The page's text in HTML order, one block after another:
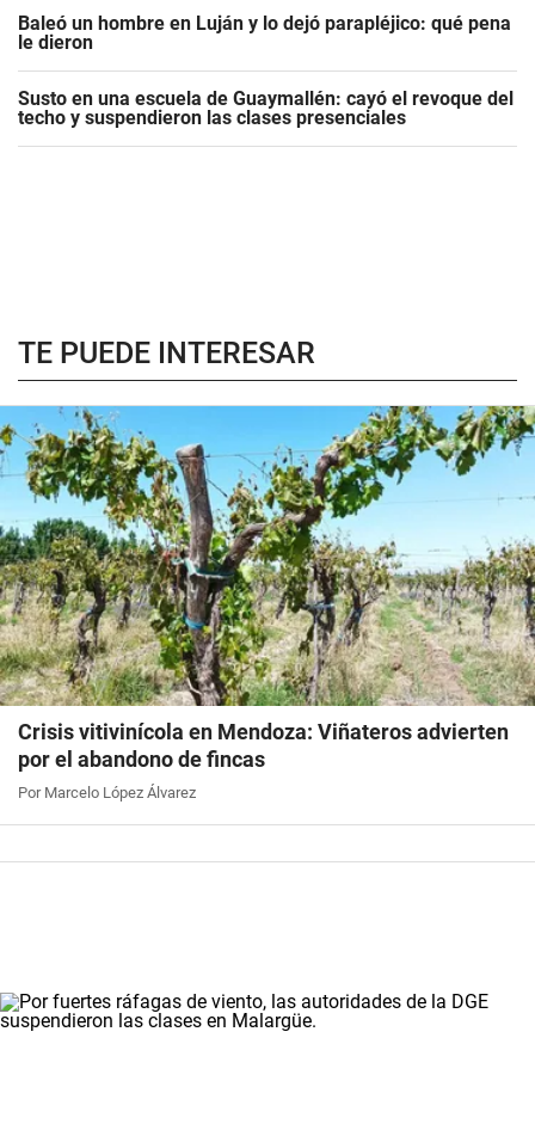
Baleó un hombre en Luján y lo dejó parapléjico: qué pena
le dieron
Susto en una escuela de Guaymallén: cayó el revoque del
techo y suspendieron las clases presenciales
TE PUEDE INTERESAR
Crisis vitivinícola en Mendoza: Viñateros advierten
por el abandono de fincas
Por Marcelo López Álvarez